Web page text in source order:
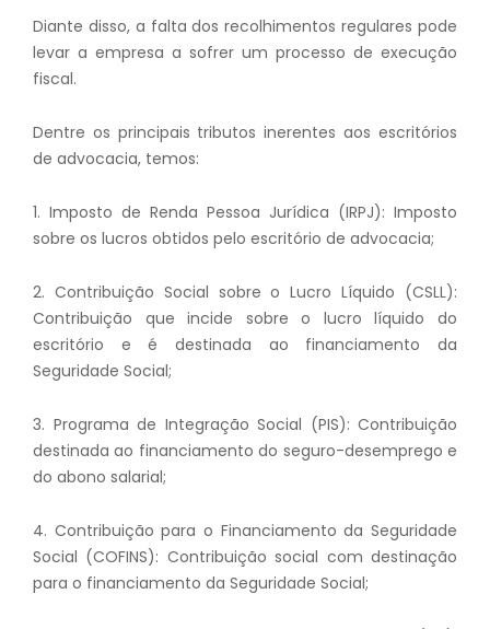
Diante disso, a falta dos recolhimentos regulares pode
levar a empresa a sofrer um processo de execução
fiscal.
Dentre os principais tributos inerentes aos escritórios
de advocacia, temos:
1. Imposto de Renda Pessoa Jurídica (IRPJ): Imposto
sobre os lucros obtidos pelo escritório de advocacia;
2. Contribuição Social sobre o Lucro Líquido (CSLL):
Contribuição que incide sobre o lucro líquido do
escritório e é destinada ao financiamento da
Seguridade Social;
3. Programa de Integração Social (PIS): Contribuição
destinada ao financiamento do seguro-desemprego e
do abono salarial;
4. Contribuição para o Financiamento da Seguridade
Social (COFINS): Contribuição social com destinação
para o financiamento da Seguridade Social;